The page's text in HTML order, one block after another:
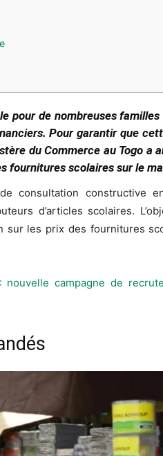
pour de nombreuses
Pour garantir que
du Commerce au Togo a
fournitures scolaires sur le
consultation constructive
d’articles scolaires.
sur les prix des fournitures
campagne de